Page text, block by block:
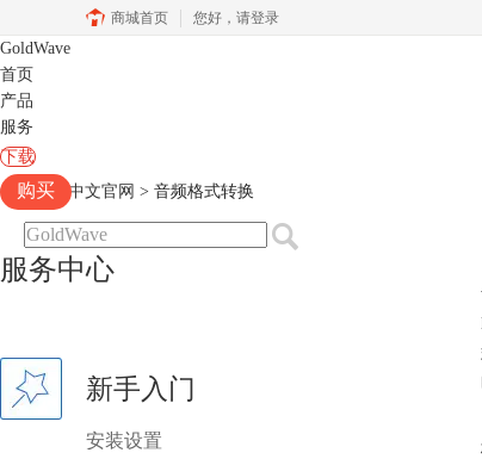
商城首页 您好， 请登录
GoldWave
首页
产品
服务
下载
购买
Goldwave中文官网 > 音频格式转换
服务中心
新手入门
安装设置